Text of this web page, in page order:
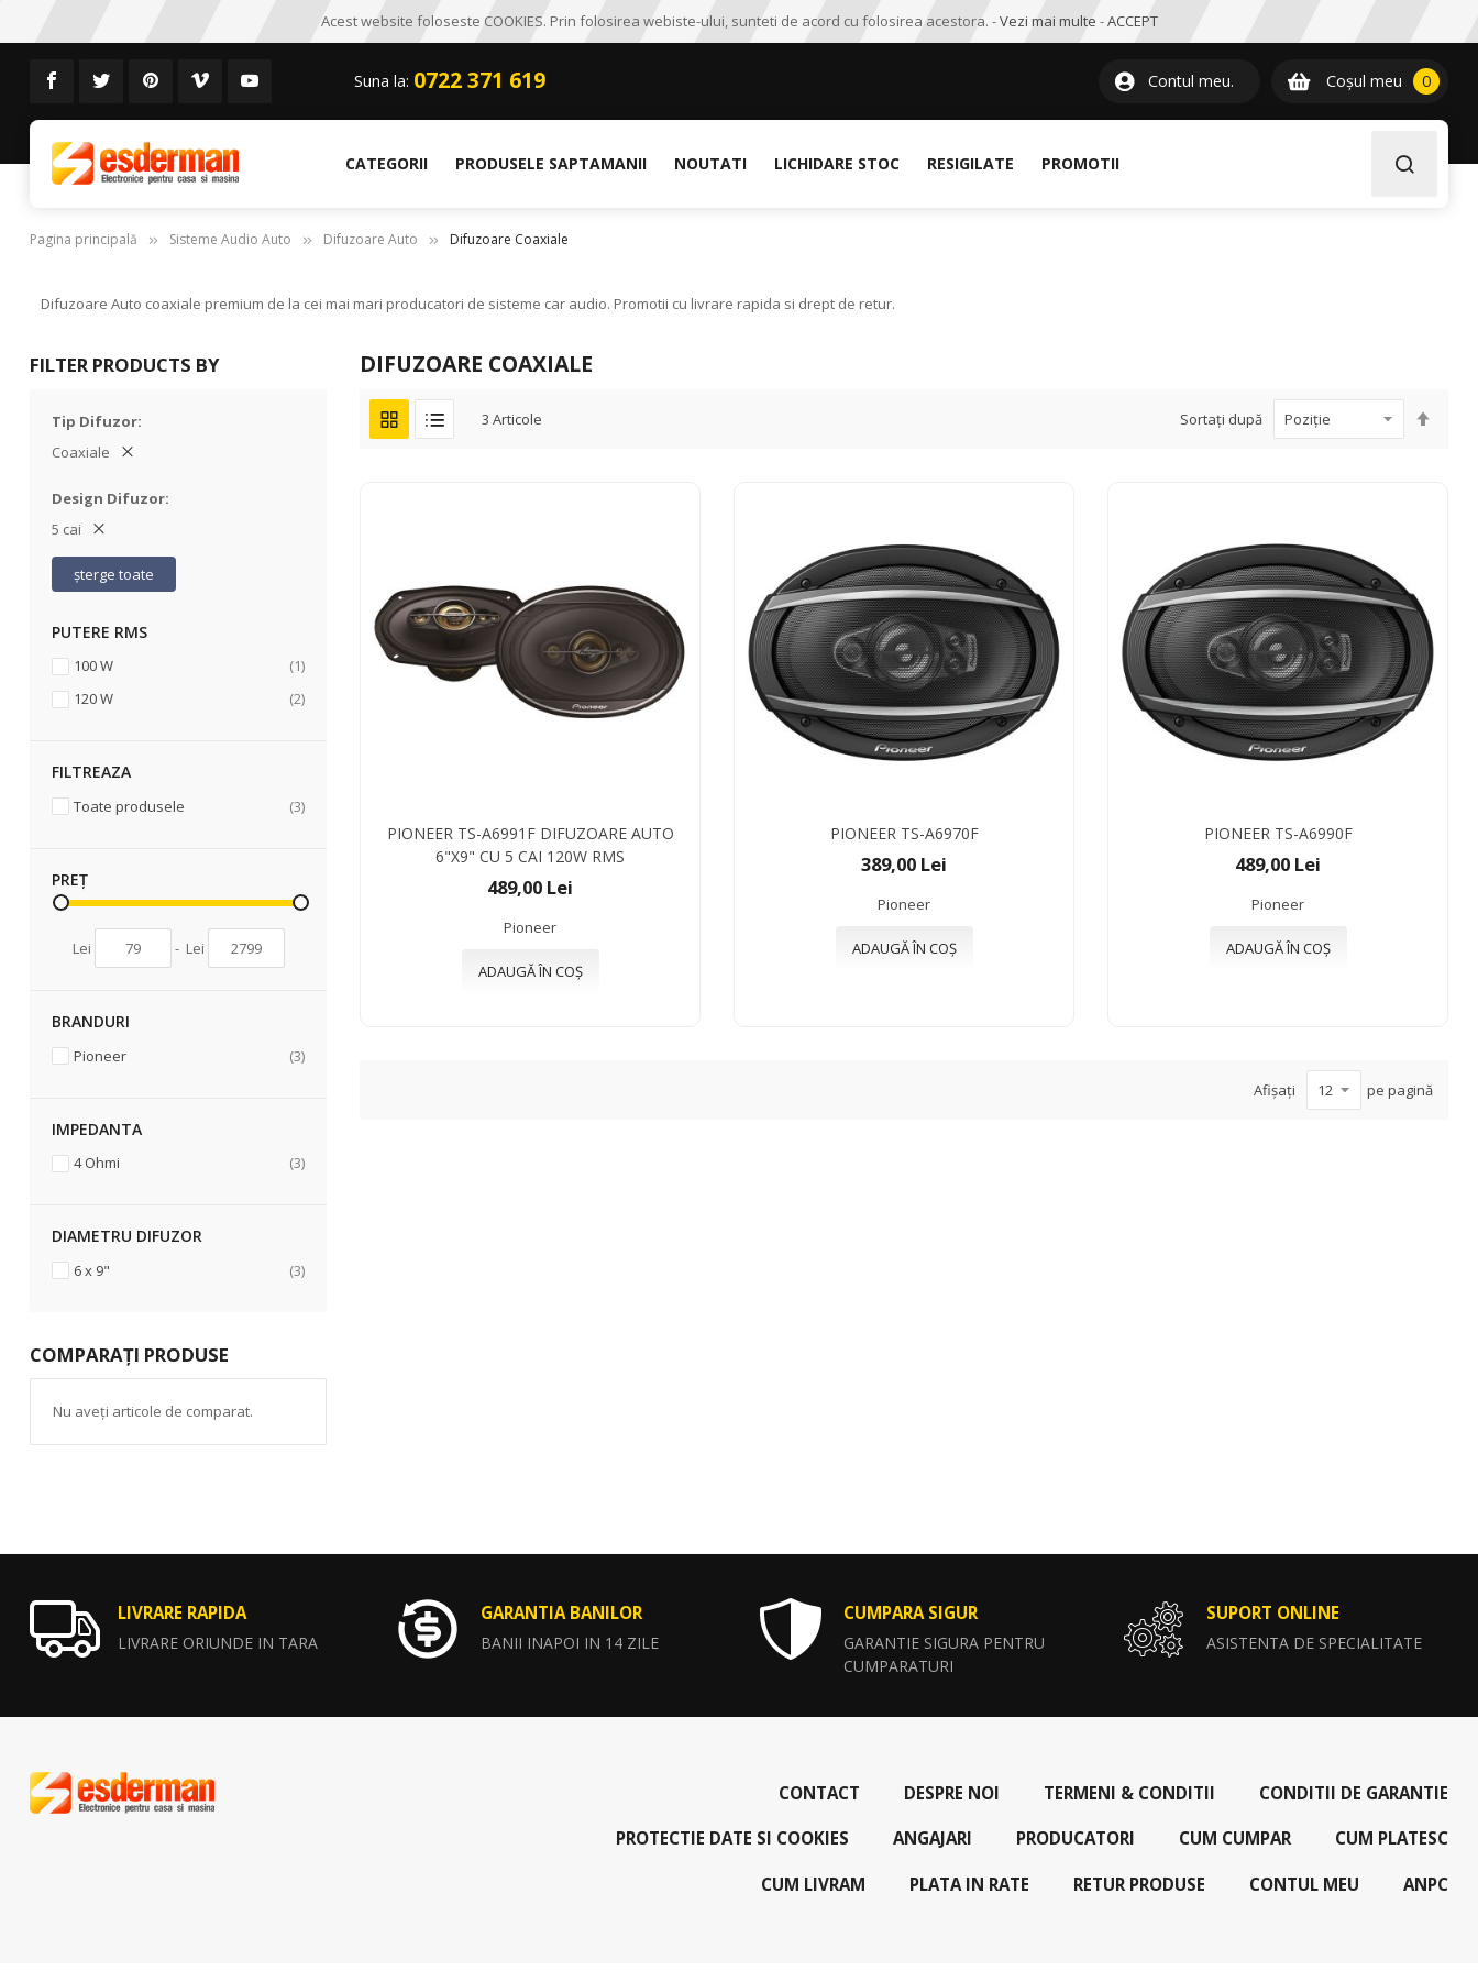
Acest website foloseste COOKIES. Prin folosirea webiste-ului, sunteti de acord cu folosirea acestora. -Vezi mai multe -ACCEPT
Suna la: 0722 371 619 Contul meu. Coșul meu 00item
CATEGORII PRODUSELE SAPTAMANII NOUTATI LICHIDARE STOC RESIGILATE PROMOTII
Pagina principală Sisteme Audio Auto Difuzoare Auto Difuzoare Coaxiale
Difuzoare Auto coaxiale premium de la cei mai mari producatori de sisteme car audio. Promotii cu livrare rapida si drept de retur.
DIFUZOARE COAXIALE
3 Articole Sortați după
PIONEER TS-A6991F DIFUZOARE AUTO
6"X9" CU 5 CAI 120W RMS
489,00 Lei
Pioneer
ADAUGĂ ÎN COȘ
PIONEER TS-A6970F
389,00 Lei
Pioneer
ADAUGĂ ÎN COȘ
PIONEER TS-A6990F
489,00 Lei
Pioneer
ADAUGĂ ÎN COȘ
Afișați pe pagină
FILTER PRODUCTS BY
Tip Difuzor
Coaxiale
Design Difuzor
5 cai
șterge toate
PUTERE RMS
100 W 1articol
120 W
2articole
FILTREAZA
Toate produsele 3articole
PREȚ
Lei - Lei
BRANDURI
Pioneer 3articole
IMPEDANTA
4 Ohmi 3articole
DIAMETRU DIFUZOR
6 x 9" 3articole
COMPARAȚI PRODUSE
Nu aveți articole de comparat.
LIVRARE RAPIDA
LIVRARE ORIUNDE IN TARA
GARANTIA BANILOR
BANII INAPOI IN 14 ZILE
CUMPARA SIGUR
GARANTIE SIGURA PENTRU
CUMPARATURI
SUPORT ONLINE
ASISTENTA DE SPECIALITATE
CONTACT DESPRE NOI TERMENI & CONDITII CONDITII DE GARANTIE
PROTECTIE DATE SI COOKIES ANGAJARI PRODUCATORI CUM CUMPAR CUM PLATESC
CUM LIVRAM PLATA IN RATE RETUR PRODUSE CONTUL MEU ANPC